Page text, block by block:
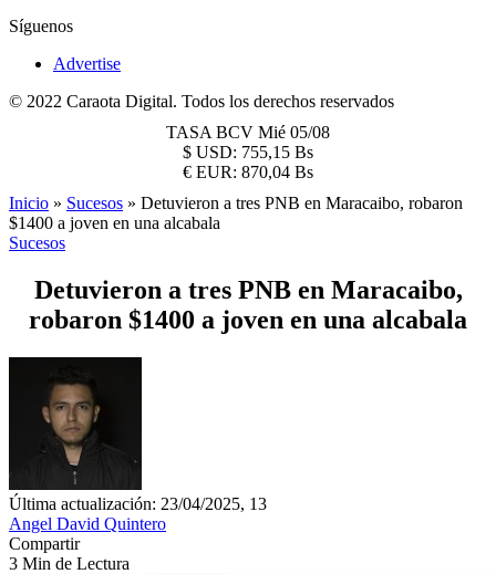
Síguenos
Advertise
© 2022 Caraota Digital. Todos los derechos reservados
TASA BCV Mié 05/08
$ USD: 755,15 Bs
€ EUR: 870,04 Bs
Inicio » Sucesos » Detuvieron a tres PNB en Maracaibo, robaron
$1400 a joven en una alcabala
Sucesos
Detuvieron a tres PNB en Maracaibo,
robaron $1400 a joven en una alcabala
Última actualización: 23/04/2025, 13
Angel David Quintero
Compartir
3 Min de Lectura